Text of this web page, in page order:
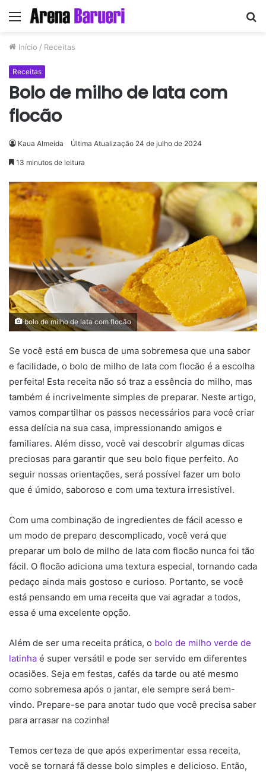
Menu
Início / Receitas
Receitas
Bolo de milho de lata com
flocão
Kaua Almeida Última Atualização 24 de julho de 2024
13 minutos de leitura
bolo de milho de lata com flocão
Se você está em busca de uma sobremesa que una sabor
e facilidade, o bolo de milho de lata com flocão é a escolha
perfeita! Esta receita não só traz a essência do milho, mas
também é incrivelmente simples de preparar. Neste artigo,
vamos compartilhar os passos necessários para você criar
essa delícia na sua casa, impressionando amigos e
familiares. Além disso, você vai descobrir algumas dicas
preciosas para garantir que seu bolo fique perfeito. Ao
seguir nossas orientações, será possível fazer um bolo
que é úmido, saboroso e com uma textura irresistível.
Com uma combinação de ingredientes de fácil acesso e
um modo de preparo descomplicado, você verá que
preparar um bolo de milho de lata com flocão nunca foi tão
fácil. O flocão adiciona uma textura especial, tornando cada
pedaço ainda mais gostoso e curioso. Portanto, se você
está pensando em uma receita que vai agradar a todos,
essa é uma excelente opção.
Além de ser uma receita prática, o bolo de milho verde de
latinha é super versátil e pode ser servido em diferentes
ocasiões. Seja em festas, cafés da tarde ou até mesmo
como sobremesa após o jantar, ele sempre será bem-
vindo. Prepare-se para anotar tudo que você precisa saber
para arrasar na cozinha!
Temos certeza de que após experimentar essa receita,
você se tornará fã desse bolo simples e delicioso. Então,